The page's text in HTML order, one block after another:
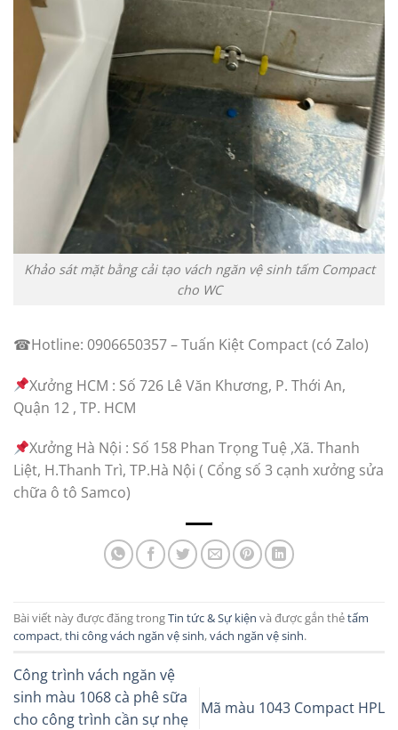
Khảo sát mặt bằng cải tạo vách ngăn vệ sinh tấm Compact
cho WC
☎Hotline: 0906650357 – Tuấn Kiệt Compact (có Zalo)
Xưởng HCM : Số 726 Lê Văn Khương, P. Thới An,
Quận 12 , TP. HCM
Xưởng Hà Nội : Số 158 Phan Trọng Tuệ ,Xã. Thanh
Liệt, H.Thanh Trì, TP.Hà Nội ( Cổng số 3 cạnh xưởng sửa
chữa ô tô Samco)
Bài viết này được đăng trongTin tức & Sự kiện và được gắn thẻtấm
compact,thi công vách ngăn vệ sinh,vách ngăn vệ sinh.
Công trình vách ngăn vệ
sinh màu 1068 cà phê sữa
cho công trình cần sự nhẹ
Mã màu 1043 Compact HPL